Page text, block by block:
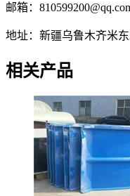
邮箱：
地址：新疆乌鲁木齐米
相关产品